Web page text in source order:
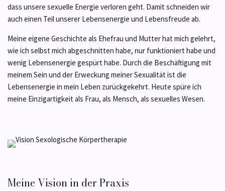
dass unsere sexuelle Energie verloren geht. Damit schneiden wir
auch einen Teil unserer Lebensenergie und Lebensfreude ab.
Meine eigene Geschichte als Ehefrau und Mutter hat mich gelehrt,
wie ich selbst mich abgeschnitten habe, nur funktioniert habe und
wenig Lebensenergie gespürt habe. Durch die Beschäftigung mit
meinem Sein und der Erweckung meiner Sexualität ist die
Lebensenergie in mein Leben zurückgekehrt. Heute spüre ich
meine Einzigartigkeit als Frau, als Mensch, als sexuelles Wesen.
Meine Vision in der Praxis